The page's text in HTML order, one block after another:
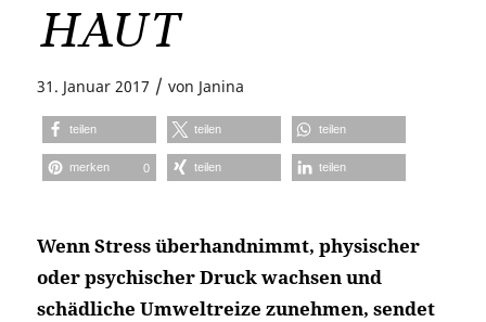
HAUT
31. Januar 2017 / von Janina
teilen teilen teilen
merken 0 teilen teilen
Wenn Stress überhandnimmt, physischer
oder psychischer Druck wachsen und
schädliche Umweltreize zunehmen, sendet